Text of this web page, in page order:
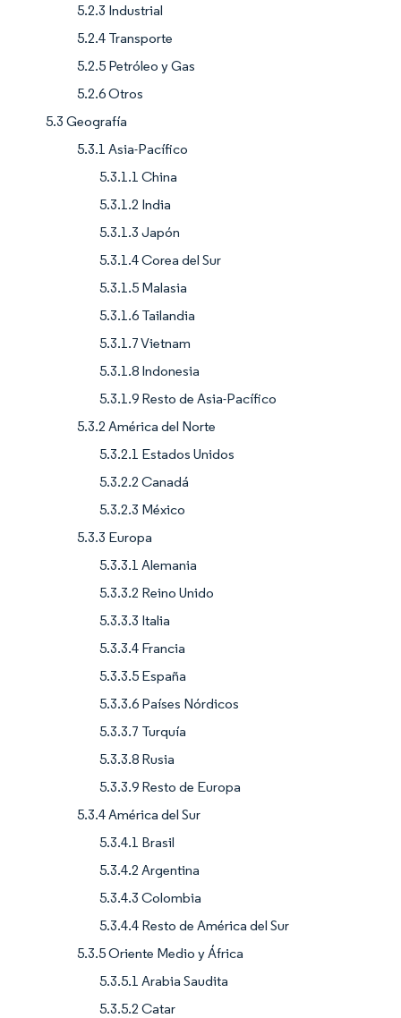
5.2.3 Industrial
5.2.4 Transporte
5.2.5 Petróleo y Gas
5.2.6 Otros
5.3 Geografía
5.3.1 Asia-Pacífico
5.3.1.1 China
5.3.1.2 India
5.3.1.3 Japón
5.3.1.4 Corea del Sur
5.3.1.5 Malasia
5.3.1.6 Tailandia
5.3.1.7 Vietnam
5.3.1.8 Indonesia
5.3.1.9 Resto de Asia-Pacífico
5.3.2 América del Norte
5.3.2.1 Estados Unidos
5.3.2.2 Canadá
5.3.2.3 México
5.3.3 Europa
5.3.3.1 Alemania
5.3.3.2 Reino Unido
5.3.3.3 Italia
5.3.3.4 Francia
5.3.3.5 España
5.3.3.6 Países Nórdicos
5.3.3.7 Turquía
5.3.3.8 Rusia
5.3.3.9 Resto de Europa
5.3.4 América del Sur
5.3.4.1 Brasil
5.3.4.2 Argentina
5.3.4.3 Colombia
5.3.4.4 Resto de América del Sur
5.3.5 Oriente Medio y África
5.3.5.1 Arabia Saudita
5.3.5.2 Catar